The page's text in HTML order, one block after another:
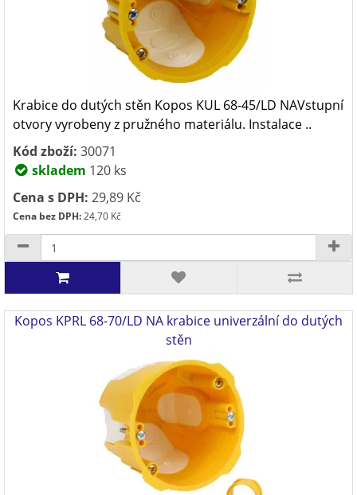
Krabice do dutých stěn Kopos KUL 68-45/LD NAVstupní
otvory vyrobeny z pružného materiálu. Instalace ..
Kód zboží: 30071
skladem 120 ks
Cena s DPH: 29,89 Kč
Cena bez DPH:24,70 Kč
Kopos KPRL 68-70/LD NA krabice univerzální do dutých
stěn